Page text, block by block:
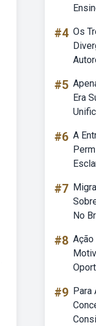
#4 Os
#5
Era
#6 A
#7
No
#8
#9 Para